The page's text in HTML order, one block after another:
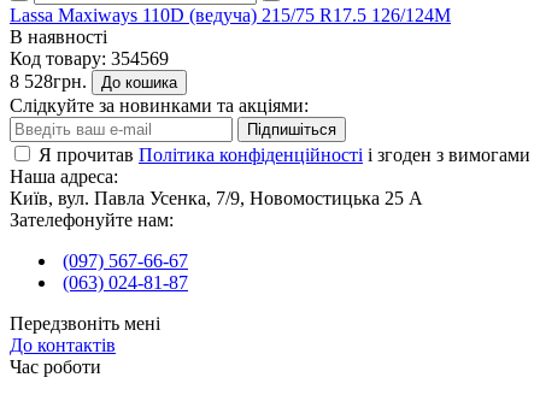
Lassa Maxiways 110D (ведуча) 215/75 R17.5 126/124M
В наявності
Код товару: 354569
8 528грн.
До кошика
Слідкуйте за новинками та акціями:
Підпишіться
Я прочитав Політика конфіденційності і згоден з вимогами
Наша адреса:
Київ, вул. Павла Усенка, 7/9, Новомостицька 25 А
Зателефонуйте нам:
(097) 567-66-67
(063) 024-81-87
Передзвоніть мені
До контактів
Час роботи